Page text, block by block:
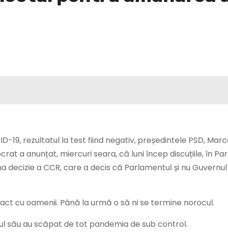
19, rezultatul la test fiind negativ, președintele PSD,
a anunțat, miercuri seara, că luni încep discuțiile, în
a CCR, care a decis că Parlamentul și nu
cu oamenii. Până la urmă o să ni se termine norocul.
său au scăpat de tot pandemia de sub control.